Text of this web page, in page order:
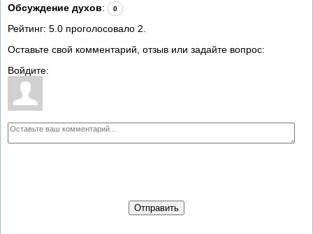
Обсуждение духов: 0
Рейтинг: 5.0 проголосовало 2
Оставьте свой комментарий, отзыв или задайте вопрос:
Войдите:
Отправить